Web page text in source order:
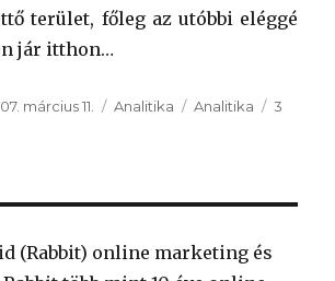
terület, főleg az utóbbi eléggé
jár itthon…
március 11. Kategória
Analitika Címke
Analitika
3
(Rabbit) online marketing és